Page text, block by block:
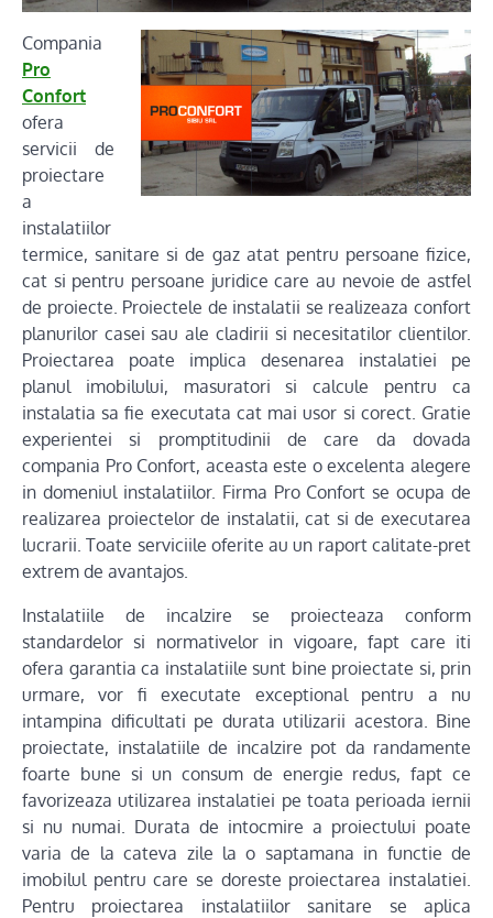
Compania
Pro
Confort
ofera
servicii de
proiectare
a
instalatiilor
termice, sanitare si de gaz atat pentru persoane fizice,
cat si pentru persoane juridice care au nevoie de astfel
de proiecte. Proiectele de instalatii se realizeaza confort
planurilor casei sau ale cladirii si necesitatilor clientilor.
Proiectarea poate implica desenarea instalatiei pe
planul imobilului, masuratori si calcule pentru ca
instalatia sa fie executata cat mai usor si corect. Gratie
experientei si promptitudinii de care da dovada
compania Pro Confort, aceasta este o excelenta alegere
in domeniul instalatiilor. Firma Pro Confort se ocupa de
realizarea proiectelor de instalatii, cat si de executarea
lucrarii. Toate serviciile oferite au un raport calitate-pret
extrem de avantajos.
Instalatiile de incalzire se proiecteaza conform
standardelor si normativelor in vigoare, fapt care iti
ofera garantia ca instalatiile sunt bine proiectate si, prin
urmare, vor fi executate exceptional pentru a nu
intampina dificultati pe durata utilizarii acestora. Bine
proiectate, instalatiile de incalzire pot da randamente
foarte bune si un consum de energie redus, fapt ce
favorizeaza utilizarea instalatiei pe toata perioada iernii
si nu numai. Durata de intocmire a proiectului poate
varia de la cateva zile la o saptamana in functie de
imobilul pentru care se doreste proiectarea instalatiei.
Pentru proiectarea instalatiilor sanitare se aplica